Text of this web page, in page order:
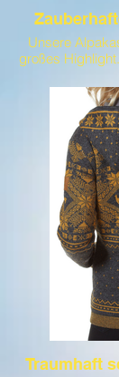
Unsere
großes
sie ein
Traumhaft